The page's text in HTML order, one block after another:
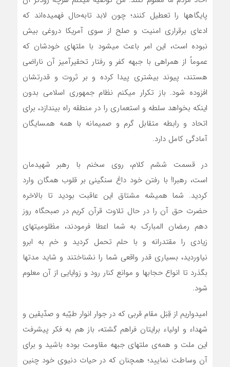
پایگاهها را تعطیل کنند؛ چون لابد تابه‌حال فهمیده‌اند که
ادعای برقراری امنیت و صلح از سوی آمریکا دروغی بیش
نبوده است، این امر باعث میشود با ملتهای خودشان که
عموماً از همراهی با جبهه کفر و رفتار تحقیرآمیز آن ناراضی
هستند، پیوند بیشتری پیدا کرده و بر ثروت و قدرتشان
افزوده شود. باز تکرار میکنم نظام جمهوری اسلامی بدون
اینکه بخواهد سلطه و استعماری را در منطقه راه بیندازد، برای
اتحاد و رابطه متقابل گرم و صمیمانه با همه همسایگان
آمادگی کامل دارد.
در قسمت ششم کلام،‍ روی سخنم با رهبر شهیدمان
است، رهبرا! با رفتن خود داغ سنگینی بر قلوب همگان وارد
کردید. شما همیشه مشتاق این عاقبت بودید تا بالاخره
حضرت حق آن را در حال تلاوت قرآن کریم در صبحگاه روز
دهم رمضان المبارک به شما اعطا فرمودند، مظلومیتهای
زیادی را مقتدرانه و با حلم تحمل کردید و خم به ابرو
نیاوردید، بسیاری قدر واقعی شما را نشناختند و شاید مدتها
بگذرد تا انواع حجابها و موانع کنار رود و زوایایی از آن معلوم
شود.
امیدواریم از قِبَل مقام قربی که در جوار انوار طیّبه و صدّیقین و
شهداء و اولیاء برایتان فراهم گشته، باز هم به فکر پیشرفت
این ملت و همه‌ی ملتهای جبهه مقاومت بوده باشید و برای
آن وساطت نمایید؛ همچنان که در حیات دنیوی خود چنین